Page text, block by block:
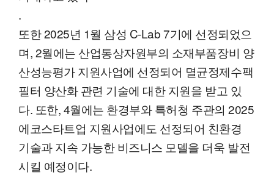
.
또한 2025년 1월 삼성 C-Lab 7기에 선정되었으
며, 2월에는 산업통상자원부의 소재부품장비 양
산성능평가 지원사업에 선정되어 멸균정제수팩
필터 양산화 관련 기술에 대한 지원을 받고 있
다. 또한, 4월에는 환경부와 특허청 주관의 2025
에코스타트업 지원사업에도 선정되어 친환경
기술과 지속 가능한 비즈니스 모델을 더욱 발전
시킬 예정이다.